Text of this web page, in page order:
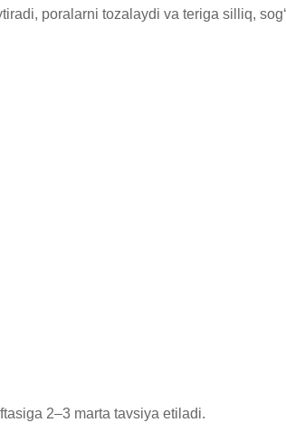
poralarni tozalaydi va teriga silliq,
2–3 marta tavsiya etiladi.